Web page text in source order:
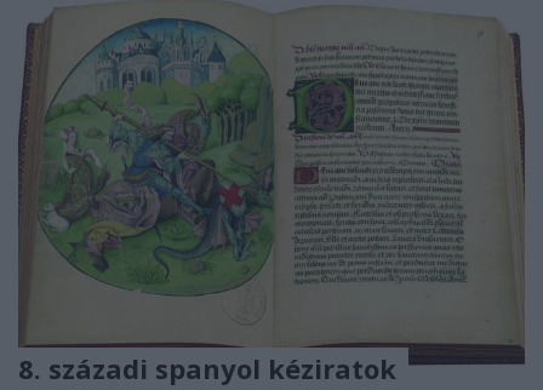
8. századi spanyol kéziratok